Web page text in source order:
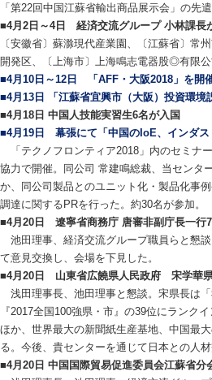
「第22回中国江蘇省輸出商品展示会」の先
■4月2日～4日 経済交流グループ 小林課長
〔安徽省〕蘇滁現代産業園、〔江蘇省〕常
開発区、〔上海市〕上海鳴志電器股◎有限
■4月10日～12日 「AFF・大阪2018」を開
■4月13日 「江蘇省宜興市（大阪）投資環境
■4月18日 中国人技能実習生6名が入国
■4月19日 幕張にて「中国のIoE、インダス
「テクノフロンティア2018」内のセミナ
協力で開催。同公司 常建鳴総裁、当センタ
か、同公司製品とのユニット化・製品化事
調達に関するPRを行った。約30名が参加。
■4月20日 遼寧省商務庁 唐審非副庁長一行
池田理事、経済交流グループ職員らと懇
て意見交換し、会場を下見した。
■4月20日 山東省広饒県人民政府 宋学華
浅田理事長、池田理事と懇談。宋県長は
『2017全国100強県・市』の39位にランク
ほか、世界最大の新聞紙生産基地、中国最
る。今後、貴センターを通じて日本との人
■4月20日 中国国際貿易促進委員会江蘇省